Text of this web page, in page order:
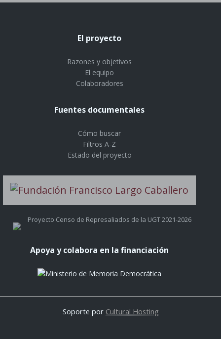
El proyecto
Razones y objetivos
El equipo
Colaboradores
Fuentes documentales
Cómo buscar
Filtros A-Z
Estado del proyecto
Proyecto Censo de Represaliados de la UGT 2021-2026
Apoya y colabora en la financiación
Soporte por Cultural Hosting